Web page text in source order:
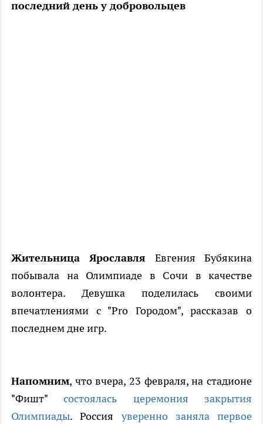
последний день у добровольцев
Жительница Ярославля Евгения Бубякина
побывала на Олимпиаде в Сочи в качестве
волонтера. Девушка поделилась своими
впечатлениями с "Pro Городом", рассказав о
последнем дне игр.
Напомним, что вчера, 23 февраля, на стадионе
"Фишт"состоялась церемония закрытия
Олимпиады. Россия уверенно заняла первое